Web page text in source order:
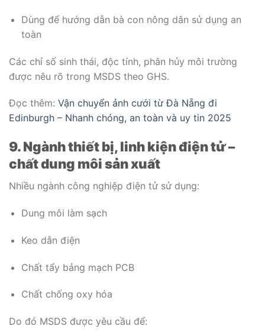
Dùng để hướng dẫn bà con nông dân sử dụng an
toàn
Các chỉ số sinh thái, độc tính, phân hủy môi trường
được nêu rõ trong MSDS theo GHS.
Đọc thêm: Vận chuyển ảnh cưới từ Đà Nẵng đi
Edinburgh – Nhanh chóng, an toàn và uy tin 2025
9. Ngành thiết bị, linh kiện điện tử –
chất dung môi sản xuất
Nhiều ngành công nghiệp điện tử sử dụng:
Dung môi làm sạch
Keo dẫn điện
Chất tẩy bảng mạch PCB
Chất chống oxy hóa
Do đó MSDS được yêu cầu để: